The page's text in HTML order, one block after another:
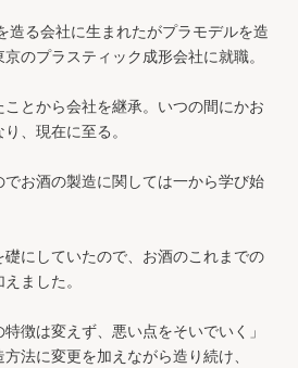
る会社に生まれたがプラモデルを造
のプラスティック成形会社に就職。
とから会社を継承。いつの間にかお
、現在に至る。
お酒の製造に関しては一から学び始
にしていたので、お酒のこれまでの
ました。
徴は変えず、悪い点をそいでいく」
方法に変更を加えながら造り続け、